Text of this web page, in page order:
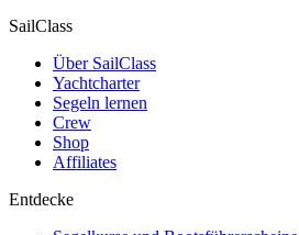
SailClass
Über SailClass
Yachtcharter
Segeln lernen
Crew
Shop
Affiliates
Entdecke